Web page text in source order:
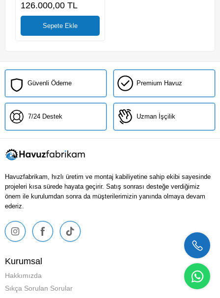
126.000,00 TL
Güvenli Ödeme Premium Havuz
7/24 Destek Uzman İşçilik
Havuzfabrikam, hızlı üretim ve montaj kabiliyetine sahip ekibi sayesinde
projeleri kısa sürede hayata geçirir. Satış sonrası desteğe verdiğimiz
önem ile kurulumdan sonra da müşterilerimizin yanında olmaya devam
ederiz.
Kurumsal
Hakkımızda
Sıkça Sorulan Sorular